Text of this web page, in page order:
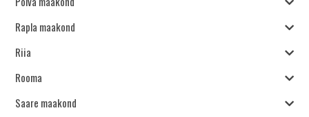
Rapla maakond
Riia
Rooma
Saare maakond